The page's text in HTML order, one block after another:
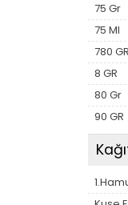
75 Gr
75 Ml
780 GR
8 GR
80 Gr
90 GR